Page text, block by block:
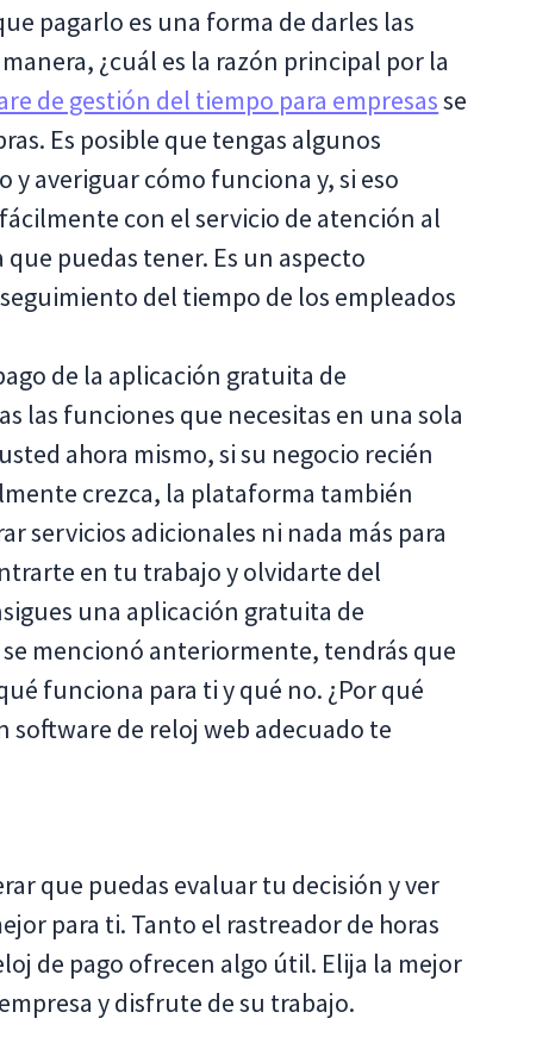
pagarlo es una forma de darles las
¿cuál es la razón principal por la
de gestión del tiempo para empresasse
Es posible que tengas algunos
averiguar cómo funciona y, si eso
con el servicio de atención al
puedas tener. Es un aspecto
del tiempo de los empleados
de la aplicación gratuita de
las funciones que necesitas en una sola
ahora mismo, si su negocio recién
crezca, la plataforma también
servicios adicionales ni nada más para
en tu trabajo y olvidarte del
una aplicación gratuita de
mencionó anteriormente, tendrás que
funciona para ti y qué no. ¿Por qué
software de reloj web adecuado te
que puedas evaluar tu decisión y ver
para ti. Tanto el rastreador de horas
de pago ofrecen algo útil. Elija la mejor
y disfrute de su trabajo.